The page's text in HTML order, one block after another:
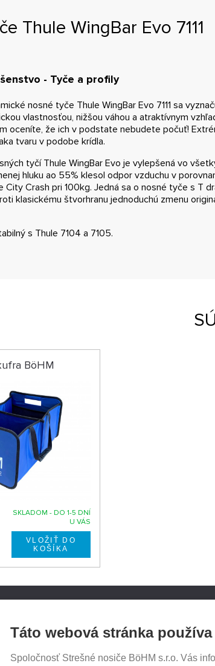
Thule WingBar Evo 7111
- Tyče a profily
nosné tyče Thule WingBar Evo 7111 sa
vlastnosťou, nižšou váhou a atraktívnym
oceníte, že ich v podstate nebudete počuť!
tvaru v podobe krídla.
tyčí Thule WingBar Evo je vylepšená vo
hluku ao 55% klesol odpor vzduchu v
City Crash pri 100kg. Jedná sa o nosné tyče s T
klasickému štvorhranu jednoduchú zmenu
s Thule 7104 a 7105.
BöHM
SKLADOM - DO 1-5 DNÍ
U VÁS
Strešné nosiče Thule
Česká verze e-shopu
Táto webová stránka
Spoločnosť Strešné nosiče BöHM s.r.o. Vás